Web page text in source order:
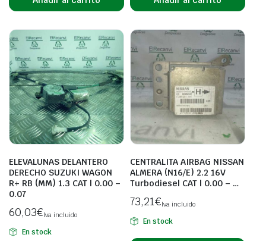
ELEVALUNAS DELANTERO
DERECHO SUZUKI WAGON
R+ RB (MM) 1.3 CAT | 0.00 –
0.07
60,03€Iva incluido
En stock
CENTRALITA AIRBAG NISSAN
ALMERA (N16/E) 2.2 16V
Turbodiesel CAT | 0.00 – …
73,21€Iva incluido
En stock